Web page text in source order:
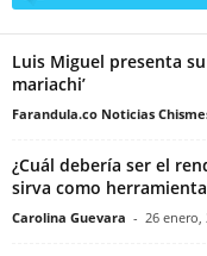
Luis Miguel presenta
mariachi’
Farandula.co Noticias
¿Cuál debería ser el
sirva como
Carolina Guevara - 26 enero,